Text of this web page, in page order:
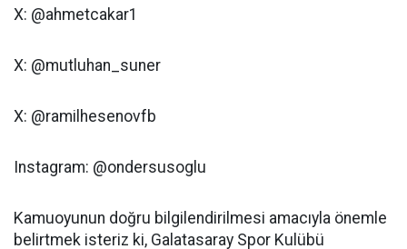
X: @ahmetcakar1
X: @mutluhan_suner
X: @ramilhesenovfb
Instagram: @ondersusoglu
Kamuoyunun doğru bilgilendirilmesi amacıyla önemle
belirtmek isteriz ki, Galatasaray Spor Kulübü